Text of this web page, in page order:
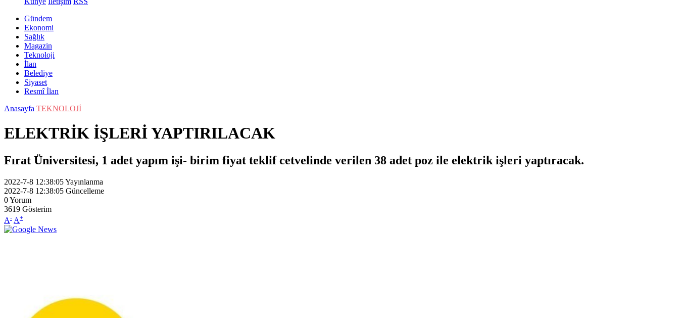
Gündem
Ekonomi
Sağlık
Magazin
Teknoloji
İlan
Belediye
Siyaset
Resmî İlan
Anasayfa TEKNOLOJİ
ELEKTRİK İŞLERİ YAPTIRILACAK
Fırat Üniversitesi, 1 adet yapım işi- birim fiyat teklif cetvelinde verilen 38 adet poz ile elektrik işleri yaptıracak.
2022-7-8 12:38:05Yayınlanma
2022-7-8 12:38:05 Güncelleme
0Yorum
3619 Gösterim
A- A+